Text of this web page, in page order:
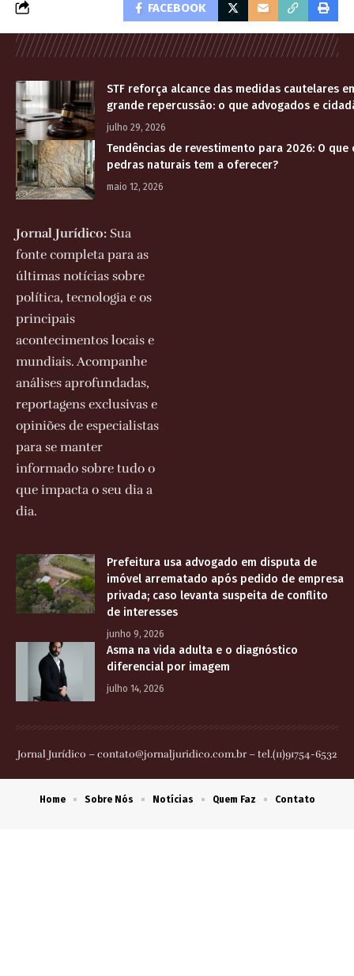
FACEBOOK
STF reforça alcance das medidas cautelares
grande repercussão: o que advogados e
julho 29, 2026
Tendências de revestimento para 2026: O que
pedras naturais tem a oferecer?
maio 12, 2026
Jornal Jurídico: Sua
fonte completa para as
últimas notícias sobre
política, tecnologia e os
principais
acontecimentos locais e
mundiais. Acompanhe
análises aprofundadas,
reportagens exclusivas e
opiniões de especialistas
para se manter
informado sobre tudo o
que impacta o seu dia a
dia.
Prefeitura usa advogado em disputa de
imóvel arrematado após pedido de empresa
privada; caso levanta suspeita de conflito
de interesses
junho 9, 2026
Asma na vida adulta e o diagnóstico
diferencial por imagem
julho 14, 2026
Jornal Jurídico –contato@jornaljuridico.com.br– tel.(11)91754-6532
Home Sobre Nós Notícias Quem Faz Contato